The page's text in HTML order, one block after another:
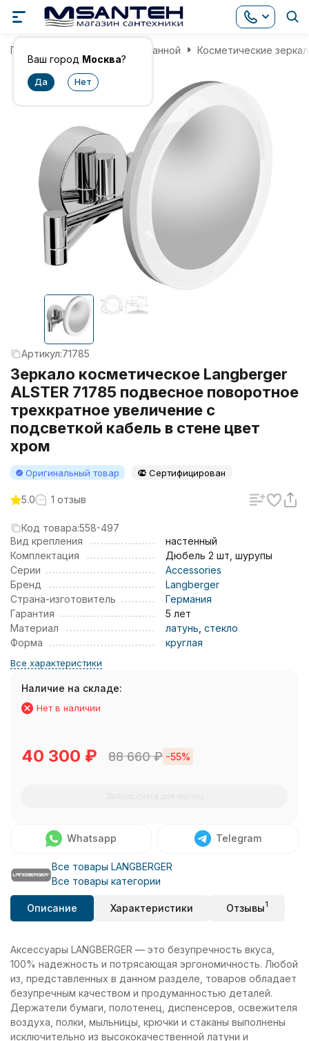
Ваш город Москва?
Главная Аксессуары для ванной Косметические
Артикул:71785
Зеркало косметическое Langberger
ALSTER 71785 подвесное поворотное
трехкратное увеличение с
подсветкой кабель в стене цвет
хром
Оригинальный товар Сертифицирован
5.0 1 отзыв
Код товара:558-497
Вид крепления
настенный
Комплектация
Дюбель 2 шт, шурупы
Серии
Accessories
Бренд
Langberger
Страна-изготовитель
Германия
Гарантия
5 лет
Материал
латунь стекло
Форма
круглая
Все характеристики
Наличие на складе:
Нет в наличии
40 300 ₽ 88 660₽ -55%
Whatsapp Telegram
Все товары LANGBERGER
Все товары категории
Описание Характеристики Отзывы1
Аксессуары LANGBERGER — это безупречность вкуса,
100% надежность и потрясающая эргономичность. Любой
из, представленных в данном разделе, товаров обладает
безупречным качеством и продуманностью деталей.
Держатели бумаги, полотенец, диспенсеров, освежителя
воздуха, полки, мыльницы, крючки и стаканы выполнены
исключительно из высококачественной латуни и